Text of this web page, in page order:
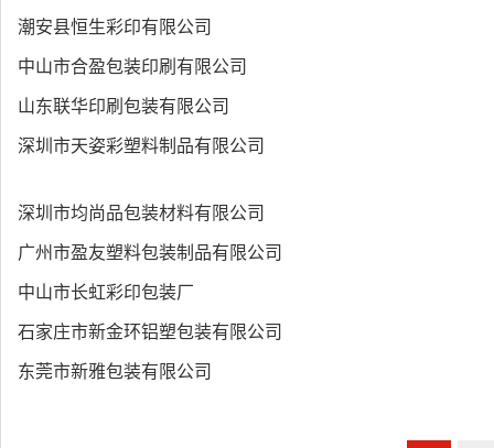
潮安县恒生彩印有限公司
中山市合盈包装印刷有限公司
山东联华印刷包装有限公司
深圳市天姿彩塑料制品有限公司
深圳市均尚品包装材料有限公司
广州市盈友塑料包装制品有限公司
中山市长虹彩印包装厂
石家庄市新金环铝塑包装有限公司
东莞市新雅包装有限公司